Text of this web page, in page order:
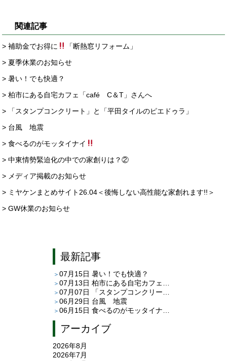
関連記事
> 補助金でお得に
「断熱窓リフォーム」
> 夏季休業のお知らせ
> 暑い！でも快適？
> 柏市にある自宅カフェ「café C＆T」さんへ
> 「スタンプコンクリート」と「平田タイルのピエドゥラ」
> 台風 地震
> 食べるのがモッタイナイ
> 中東情勢緊迫化の中での家創りは？②
> メディア掲載のお知らせ
> ミヤケンまとめサイト26.04＜後悔しない高性能な家創れます!!＞
> GW休業のお知らせ
最新記事
07月15日 暑い！でも快適？
07月13日 柏市にある自宅カフェ「café C＆T」さんへ
07月07日
「スタンプコンクリート」と「平田タイルのピエドゥラ」
06月29日 台風 地震
06月15日 食べるのがモッタイナイ
アーカイブ
2026年8月
2026年7月